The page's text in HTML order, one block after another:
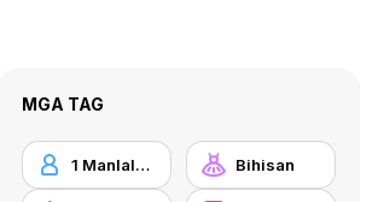
MGA TAG
1 Manlalaro Bihisan